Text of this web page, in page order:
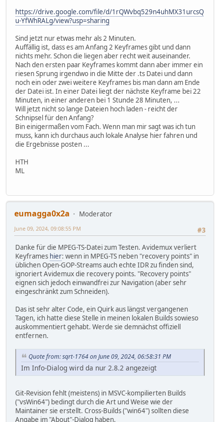
https://drive.google.com/file/d/1rQWvbq529n4uhMX31urcsQ
u-YfWhRALg/view?usp=sharing
Sind jetzt nur etwas mehr als 2 Minuten.
Auffällig ist, dass es am Anfang 2 Keyframes gibt und dann
nichts mehr. Schon die liegen aber recht weit auseinander.
Nach den ersten paar Keyframes kommt dann aber immer ein
riesen Sprung irgendwo in die Mitte der .ts Datei und dann
noch ein oder zwei weitere Keyframes bis man dann am Ende
der Datei ist. In einer Datei liegt der nächste Keyframe bei 22
Minuten, in einer anderen bei 1 Stunde 28 Minuten, ...
Will jetzt nicht so lange Dateien hoch laden - reicht der
Schnipsel für den Anfang?
Bin einigermaßen vom Fach. Wenn man mir sagt was ich tun
muss, kann ich durchaus auch lokale Analyse hier fahren und
die Ergebnisse posten ...
HTH
ML
eumagga0x2a
Moderator
#3
June 09, 2024, 09:08:55 PM
Danke für die MPEG-TS-Datei zum Testen. Avidemux verliert
Keyframes hier: wenn in MPEG-TS neben "recovery points" in
üblichen Open-GOP-Streams auch echte IDR zu finden sind,
ignoriert Avidemux die recovery points. "Recovery points"
eignen sich jedoch einwandfrei zur Navigation (aber sehr
eingeschränkt zum Schneiden).
Das ist sehr alter Code, ein Quirk aus längst vergangenen
Tagen, ich hatte diese Stelle in meinen lokalen Builds sowieso
auskommentiert gehabt. Werde sie demnächst offiziell
entfernen.
Quote from: sqrt-1764 on June 09, 2024, 06:58:31 PM
Im Info-Dialog wird da nur 2.8.2 angezeigt
Git-Revision fehlt (meistens) in MSVC-kompilierten Builds
("vsWin64") bedingt durch die Art und Weise wie der
Maintainer sie erstellt. Cross-Builds ("win64") sollten diese
Angabe im "About"-Dialog haben.